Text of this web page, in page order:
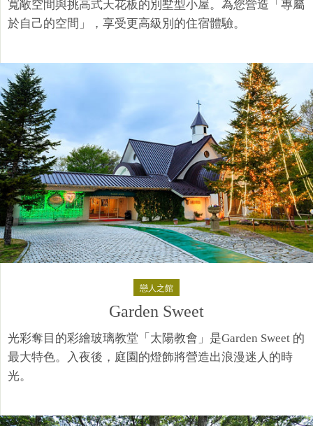
寬敞空間與挑高式天花板的別墅型小屋。為您營造「專屬
於自己的空間」，享受更高級別的住宿體驗。
戀人之館​
Garden Sweet
光彩奪目的彩繪玻璃教堂「太陽教會」是Garden Sweet 的
最大特色。入夜後，庭園的燈飾將營造出浪漫迷人的時
光。​